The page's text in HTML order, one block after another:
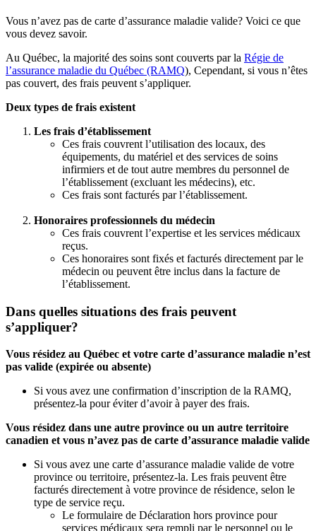
Vous n’avez pas de carte d’assurance maladie valide? Voici ce que
vous devez savoir.
Au Québec, la majorité des soins sont couverts par la Régie de
l’assurance maladie du Québec (RAMQ), Cependant, si vous n’êtes
pas couvert, des frais peuvent s’appliquer.
Deux types de frais existent
Les frais d’établissement
Ces frais couvrent l’utilisation des locaux, des
équipements, du matériel et des services de soins
infirmiers et de tout autre membres du personnel de
l’établissement (excluant les médecins), etc.
Ces frais sont facturés par l’établissement.
Honoraires professionnels du médecin
Ces frais couvrent l’expertise et les services médicaux
reçus.
Ces honoraires sont fixés et facturés directement par le
médecin ou peuvent être inclus dans la facture de
l’établissement.
Dans quelles situations des frais peuvent
s’appliquer?
Vous résidez au Québec et votre carte d’assurance maladie n’est
pas valide (expirée ou absente)
Si vous avez une confirmation d’inscription de la RAMQ,
présentez-la pour éviter d’avoir à payer des frais.
Vous résidez dans une autre province ou un autre territoire
canadien et vous n’avez pas de carte d’assurance maladie valide
Si vous avez une carte d’assurance maladie valide de votre
province ou territoire, présentez-la. Les frais peuvent être
facturés directement à votre province de résidence, selon le
type de service reçu.
Le formulaire de Déclaration hors province pour
services médicaux sera rempli par le personnel ou le